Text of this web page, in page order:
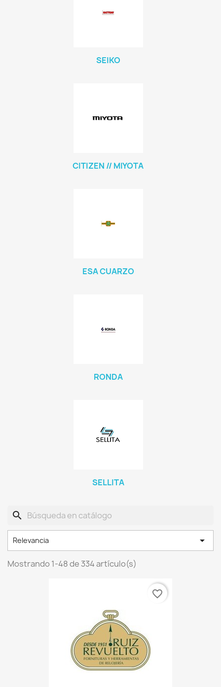
SEIKO
CITIZEN // MIYOTA
ESA CUARZO
RONDA
SELLITA
search
Relevancia 
Mostrando 1-48 de 334 artículo(s)
favorite_border